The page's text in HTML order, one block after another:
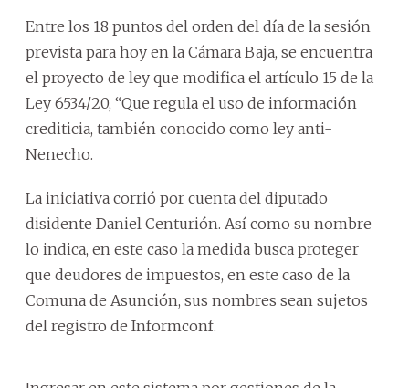
Entre los 18 puntos del orden del día de la sesión
prevista para hoy en la Cámara Baja, se encuentra
el proyecto de ley que modifica el artículo 15 de la
Ley 6534/20, “Que regula el uso de información
crediticia, también conocido como ley anti-
Nenecho.
La iniciativa corrió por cuenta del diputado
disidente Daniel Centurión. Así como su nombre
lo indica, en este caso la medida busca proteger
que deudores de impuestos, en este caso de la
Comuna de Asunción, sus nombres sean sujetos
del registro de Informconf.